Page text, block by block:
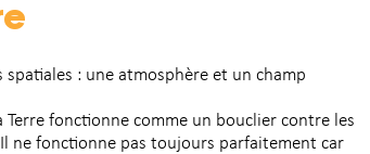
: une atmosphère et un champ
fonctionne comme un bouclier contre les
ne fonctionne pas toujours parfaitement car